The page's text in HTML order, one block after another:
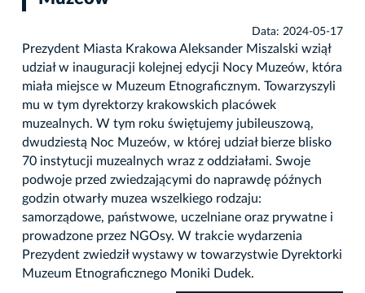
Data: 2024-05-17
Prezydent Miasta Krakowa Aleksander Miszalski wziął
udział w inauguracji kolejnej edycji Nocy Muzeów, która
miała miejsce w Muzeum Etnograficznym. Towarzyszyli
mu w tym dyrektorzy krakowskich placówek
muzealnych. W tym roku świętujemy jubileuszową,
dwudziestą Noc Muzeów, w której udział bierze blisko
70 instytucji muzealnych wraz z oddziałami. Swoje
podwoje przed zwiedzającymi do naprawdę późnych
godzin otwarły muzea wszelkiego rodzaju:
samorządowe, państwowe, uczelniane oraz prywatne i
prowadzone przez NGOsy. W trakcie wydarzenia
Prezydent zwiedził wystawy w towarzystwie Dyrektorki
Muzeum Etnograficznego Moniki Dudek.